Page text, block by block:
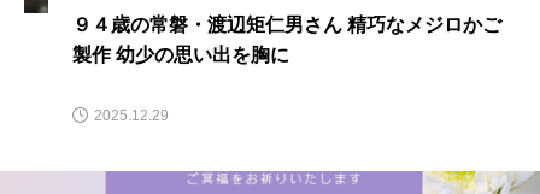
９４歳の常磐・渡辺矩仁男さん 精巧なメジロかご
製作 幼少の思い出を胸に
2025.12.29